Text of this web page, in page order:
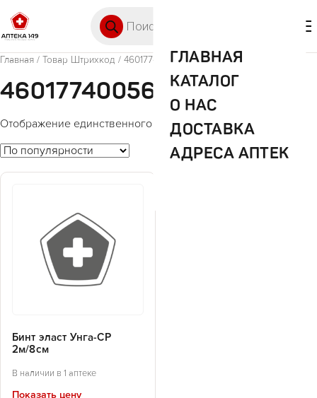
ГЛАВНАЯ
КАТАЛОГ
О НАС
ДОСТАВКА
АДРЕСА АПТЕК
Главная / Товар Штрихкод / 4601774005602
4601774005602
Отображение единственного товара
Бинт эласт Унга-СР
2м/8см
В наличии в 1 аптеке
Показать цену